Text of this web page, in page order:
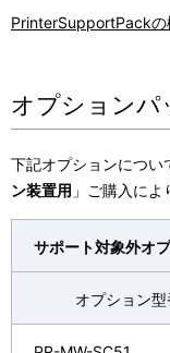
表
示
し
て
ま
ル
ビ
ゲ
ー
シ
PrinterSupportPackの
オプションパ
下記オプションについ
ン装置用 」ご購入に
サポート対象外オ
オプション型